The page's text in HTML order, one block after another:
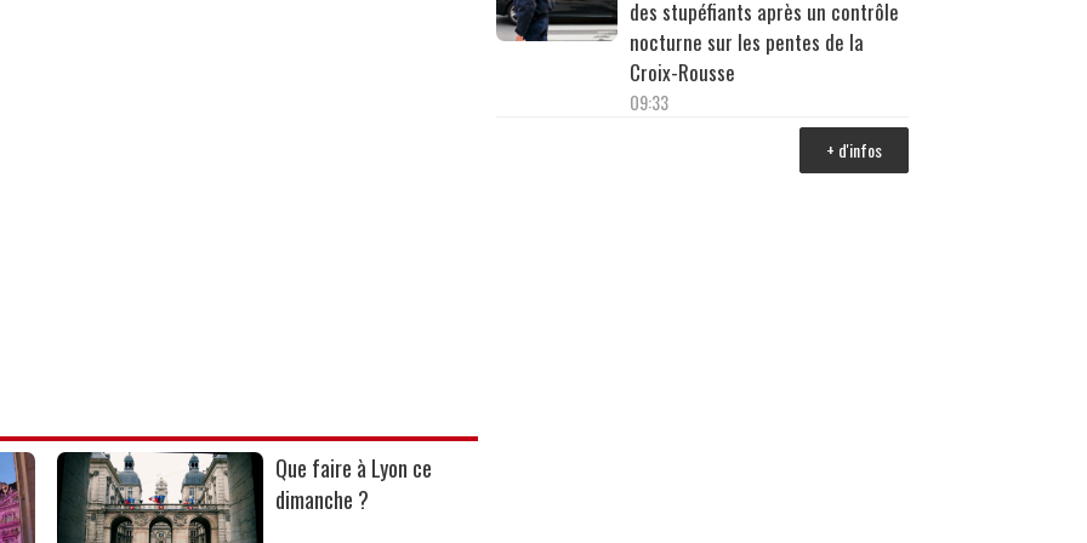
Que faire à Lyon ce
dimanche ?
des stupéfiants après un contrôle
nocturne sur les pentes de la
Croix-Rousse
09:33
+ d'infos